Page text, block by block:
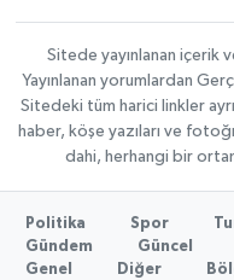
Sitede yayınlanan içerik
Yayınlanan yorumlardan
Sitedeki tüm harici linkler
haber, köşe yazıları ve
dahi, herhangi bir
Politika Spor
Gündem
Güncel
Genel
Diğer